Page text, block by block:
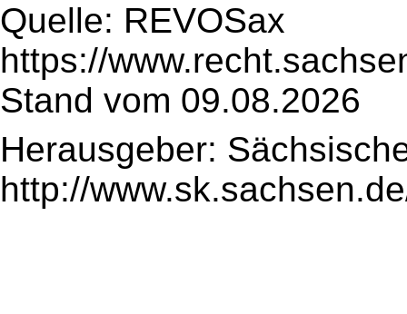
Quelle: REVOSax
https://
Stand vom 09.08.2026
Herausgeber:
http://